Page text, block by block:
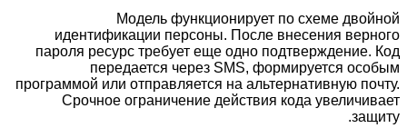
Модель функционирует по схеме двойной
идентификации персоны. После внесения верного
пароля ресурс требует еще одно подтверждение. Код
передается через SMS, формируется особым
программой или отправляется на альтернативную почту.
Срочное ограничение действия кода увеличивает
защиту.